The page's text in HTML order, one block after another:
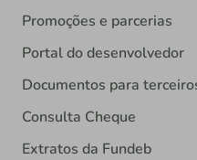
Promoções e parcerias
Portal do desenvolvedor
Documentos para
Consulta Cheque
Extratos da Fundeb